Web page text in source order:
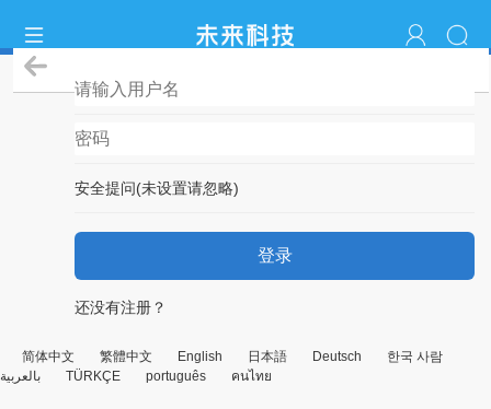
安全提问(未设置请忽略)
登录
还没有注册？
简体中文 繁體中文 English 日本語 Deutsch
한국 사람
بالعربية
TÜRKÇE português คนไทย